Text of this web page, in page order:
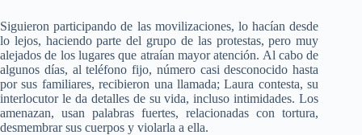
Siguieron participando de las movilizaciones, lo hacían desde
lo lejos, haciendo parte del grupo de las protestas, pero muy
alejados de los lugares que atraían mayor atención. Al cabo de
algunos días, al teléfono fijo, número casi desconocido hasta
por sus familiares, recibieron una llamada; Laura contesta, su
interlocutor le da detalles de su vida, incluso intimidades. Los
amenazan, usan palabras fuertes, relacionadas con tortura,
desmembrar sus cuerpos y violarla a ella.